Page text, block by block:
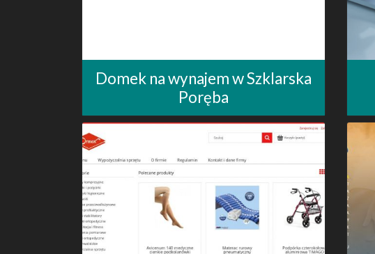
Domek na wynajem w Szklarska
Poręba